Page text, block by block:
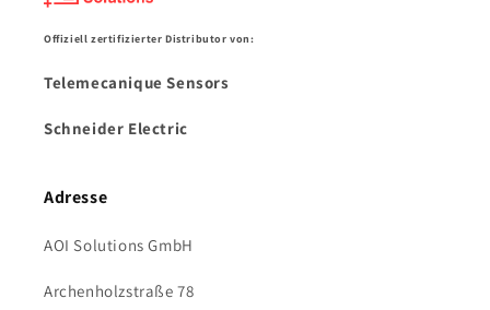
Offiziell zertifizierter Distributor von:
Telemecanique Sensors
Schneider Electric
Adresse
AOI Solutions GmbH
Archenholzstraße 78